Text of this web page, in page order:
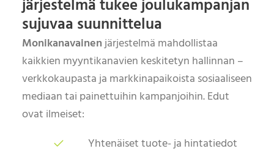
järjestelmä tukee joulukampanjan
sujuvaa suunnittelua
Monikanavainenjärjestelmä mahdollistaa
kaikkien myyntikanavien keskitetyn hallinnan –
verkkokaupasta ja markkinapaikoista sosiaaliseen
mediaan tai painettuihin kampanjoihin. Edut
ovat ilmeiset:
Yhtenäiset tuote- ja hintatiedot